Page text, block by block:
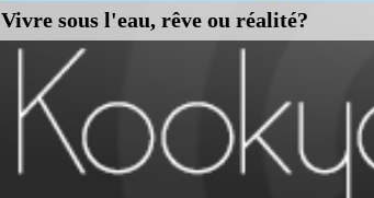
Vivre sous l'eau, rêve ou réalité?